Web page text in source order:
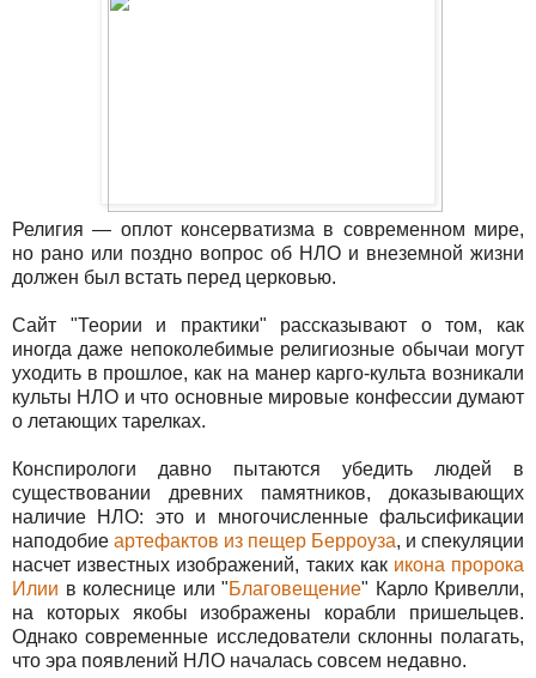
Религия — оплот консерватизма в современном мире,
но рано или поздно вопрос об НЛО и внеземной жизни
должен был встать перед церковью.
Сайт "Теории и практики" рассказывают о том, как
иногда даже непоколебимые религиозные обычаи могут
уходить в прошлое, как на манер карго-культа возникали
культы НЛО и что основные мировые конфессии думают
о летающих тарелках.
Конспирологи давно пытаются убедить людей в
существовании древних памятников, доказывающих
наличие НЛО: это и многочисленные фальсификации
наподобие артефактов из пещер Берроуза, и спекуляции
насчет известных изображений, таких как икона пророка
Илии в колеснице или "Благовещение" Карло Кривелли,
на которых якобы изображены корабли пришельцев.
Однако современные исследователи склонны полагать,
что эра появлений НЛО началась совсем недавно.